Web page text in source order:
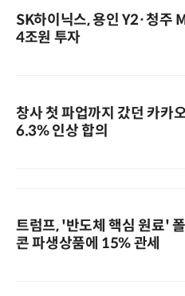
SK하이닉스, 용인 Y2·청주
4조원 투자
창사 첫 파업까지 갔던 카카
6.3% 인상 합의
트럼프, '반도체 핵심 원료'
콘 파생상품에 15% 관세